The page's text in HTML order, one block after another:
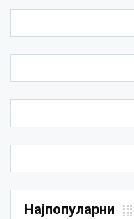
Најпопуларни